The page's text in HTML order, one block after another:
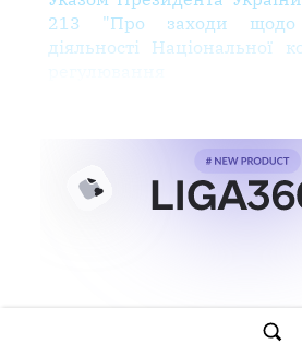
213 "Про заходи щодо
діяльності Національної
Ви намагаєтесь
інструменти для